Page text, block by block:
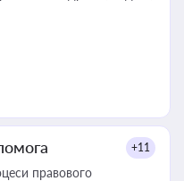
+11
правового